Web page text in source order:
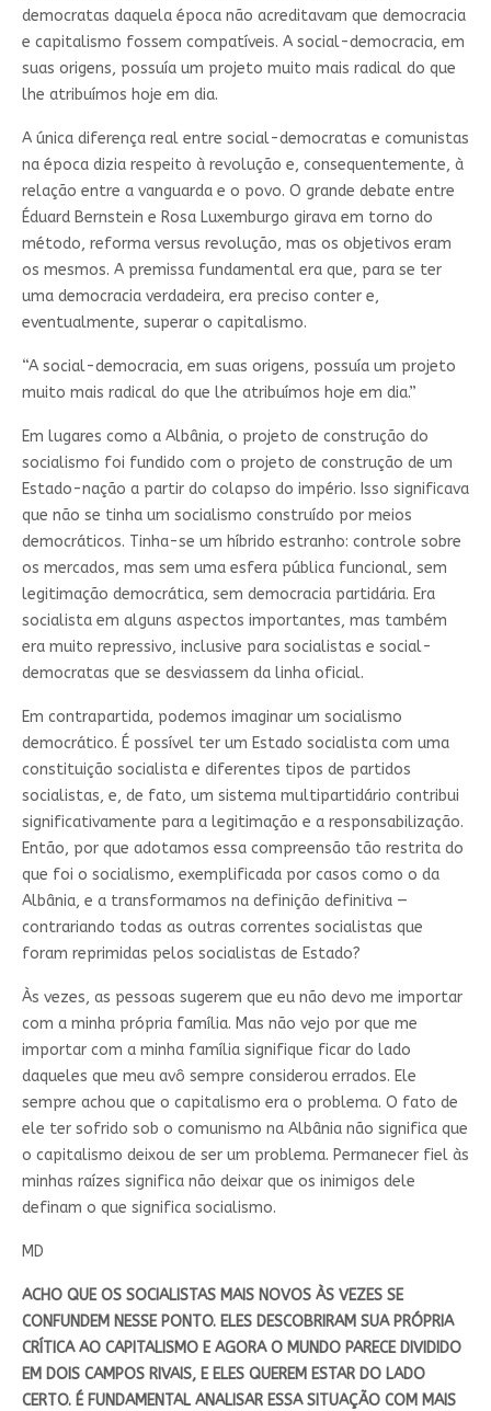
democratas daquela época não acreditavam que democracia
e capitalismo fossem compatíveis. A social-democracia, em
suas origens, possuía um projeto muito mais radical do que
lhe atribuímos hoje em dia.
A única diferença real entre social-democratas e comunistas
na época dizia respeito à revolução e, consequentemente, à
relação entre a vanguarda e o povo. O grande debate entre
Éduard Bernstein e Rosa Luxemburgo girava em torno do
método, reforma versus revolução, mas os objetivos eram
os mesmos. A premissa fundamental era que, para se ter
uma democracia verdadeira, era preciso conter e,
eventualmente, superar o capitalismo.
“A social-democracia, em suas origens, possuía um projeto
muito mais radical do que lhe atribuímos hoje em dia.”
Em lugares como a Albânia, o projeto de construção do
socialismo foi fundido com o projeto de construção de um
Estado-nação a partir do colapso do império. Isso significava
que não se tinha um socialismo construído por meios
democráticos. Tinha-se um híbrido estranho: controle sobre
os mercados, mas sem uma esfera pública funcional, sem
legitimação democrática, sem democracia partidária. Era
socialista em alguns aspectos importantes, mas também
era muito repressivo, inclusive para socialistas e social-
democratas que se desviassem da linha oficial.
Em contrapartida, podemos imaginar um socialismo
democrático. É possível ter um Estado socialista com uma
constituição socialista e diferentes tipos de partidos
socialistas, e, de fato, um sistema multipartidário contribui
significativamente para a legitimação e a responsabilização.
Então, por que adotamos essa compreensão tão restrita do
que foi o socialismo, exemplificada por casos como o da
Albânia, e a transformamos na definição definitiva —
contrariando todas as outras correntes socialistas que
foram reprimidas pelos socialistas de Estado?
Às vezes, as pessoas sugerem que eu não devo me importar
com a minha própria família. Mas não vejo por que me
importar com a minha família signifique ficar do lado
daqueles que meu avô sempre considerou errados. Ele
sempre achou que o capitalismo era o problema. O fato de
ele ter sofrido sob o comunismo na Albânia não significa que
o capitalismo deixou de ser um problema. Permanecer fiel às
minhas raízes significa não deixar que os inimigos dele
definam o que significa socialismo.
MD
ACHO QUE OS SOCIALISTAS MAIS NOVOS ÀS VEZES SE
CONFUNDEM NESSE PONTO. ELES DESCOBRIRAM SUA PRÓPRIA
CRÍTICA AO CAPITALISMO E AGORA O MUNDO PARECE DIVIDIDO
EM DOIS CAMPOS RIVAIS, E ELES QUEREM ESTAR DO LADO
CERTO. É FUNDAMENTAL ANALISAR ESSA SITUAÇÃO COM MAIS